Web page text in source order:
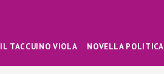
IL TACCUINO VIOLA NOVELLA POLITICA